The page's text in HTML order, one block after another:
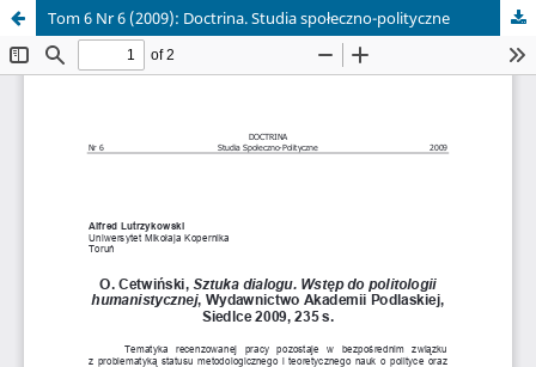
Tom 6 Nr 6 (2009): Doctrina. Studia społeczno-polityczne